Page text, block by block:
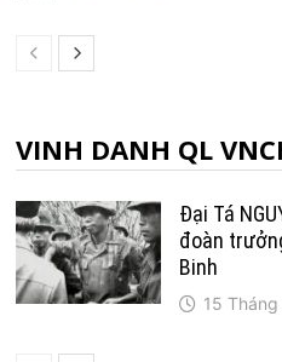
VINH DANH QL
Đại Tá
đoàn
Binh
15